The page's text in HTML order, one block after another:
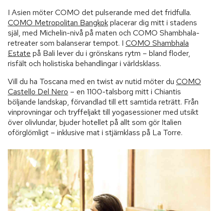
I Asien möter COMO det pulserande med det fridfulla.
COMO Metropolitan Bangkokplacerar dig mitt i stadens
själ, med Michelin-nivå på maten och COMO Shambhala-
retreater som balanserar tempot. I COMO Shambhala
Estate på Bali lever du i grönskans rytm – bland floder,
risfält och holistiska behandlingar i världsklass.
Vill du ha Toscana med en twist av nutid möter du COMO
Castello Del Nero – en 1100-talsborg mitt i Chiantis
böljande landskap, förvandlad till ett samtida reträtt. Från
vinprovningar och tryffeljakt till yogasessioner med utsikt
över olivlundar, bjuder hotellet på allt som gör Italien
oförglömligt – inklusive mat i stjärnklass på La Torre.